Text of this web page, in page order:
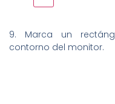
9. Marca un
contorno del monitor.